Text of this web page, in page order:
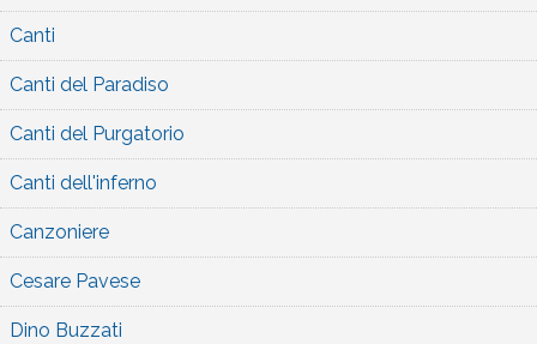
Canti
Canti del Paradiso
Canti del Purgatorio
Canti dell'inferno
Canzoniere
Cesare Pavese
Dino Buzzati